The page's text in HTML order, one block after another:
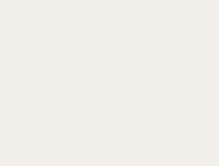
von Parkmöglichkeiten, um den
Reisenden gerecht zu werden.
und leicht zugänglich,
Langzeitparker. Hier sind einige
das Parken: